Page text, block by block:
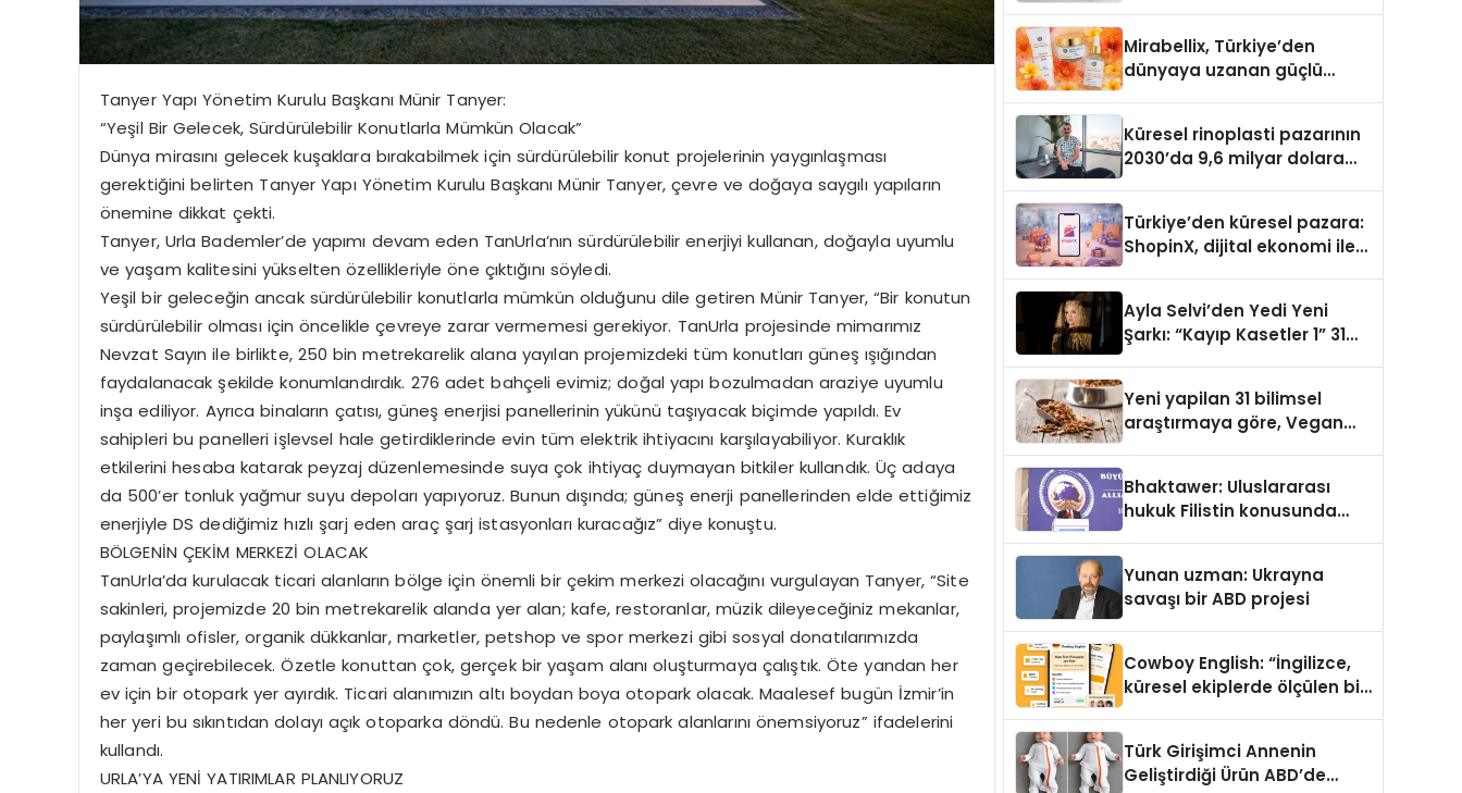
Tanyer Yapı Yönetim Kurulu Başkanı Münir Tanyer:
“Yeşil Bir Gelecek, Sürdürülebilir Konutlarla Mümkün Olacak”
Dünya mirasını gelecek kuşaklara bırakabilmek için sürdürülebilir konut projelerinin yaygınlaşması
gerektiğini belirten Tanyer Yapı Yönetim Kurulu Başkanı Münir Tanyer, çevre ve doğaya saygılı yapıların
önemine dikkat çekti.
Tanyer, Urla Bademler’de yapımı devam eden TanUrla’nın sürdürülebilir enerjiyi kullanan, doğayla uyumlu
ve yaşam kalitesini yükselten özellikleriyle öne çıktığını söyledi.
Yeşil bir geleceğin ancak sürdürülebilir konutlarla mümkün olduğunu dile getiren Münir Tanyer, “Bir konutun
sürdürülebilir olması için öncelikle çevreye zarar vermemesi gerekiyor. TanUrla projesinde mimarımız
Nevzat Sayın ile birlikte, 250 bin metrekarelik alana yayılan projemizdeki tüm konutları güneş ışığından
faydalanacak şekilde konumlandırdık. 276 adet bahçeli evimiz; doğal yapı bozulmadan araziye uyumlu
inşa ediliyor. Ayrıca binaların çatısı, güneş enerjisi panellerinin yükünü taşıyacak biçimde yapıldı. Ev
sahipleri bu panelleri işlevsel hale getirdiklerinde evin tüm elektrik ihtiyacını karşılayabiliyor. Kuraklık
etkilerini hesaba katarak peyzaj düzenlemesinde suya çok ihtiyaç duymayan bitkiler kullandık. Üç adaya
da 500’er tonluk yağmur suyu depoları yapıyoruz. Bunun dışında; güneş enerji panellerinden elde ettiğimiz
enerjiyle DS dediğimiz hızlı şarj eden araç şarj istasyonları kuracağız” diye konuştu.
BÖLGENİN ÇEKİM MERKEZİ OLACAK
TanUrla’da kurulacak ticari alanların bölge için önemli bir çekim merkezi olacağını vurgulayan Tanyer, “Site
sakinleri, projemizde 20 bin metrekarelik alanda yer alan; kafe, restoranlar, müzik dileyeceğiniz mekanlar,
paylaşımlı ofisler, organik dükkanlar, marketler, petshop ve spor merkezi gibi sosyal donatılarımızda
zaman geçirebilecek. Özetle konuttan çok, gerçek bir yaşam alanı oluşturmaya çalıştık. Öte yandan her
ev için bir otopark yer ayırdık. Ticari alanımızın altı boydan boya otopark olacak. Maalesef bugün İzmir’in
her yeri bu sıkıntıdan dolayı açık otoparka döndü. Bu nedenle otopark alanlarını önemsiyoruz” ifadelerini
kullandı.
URLA’YA YENİ YATIRIMLAR PLANLIYORUZ
Mirabellix, Türkiye’den
dünyaya uzanan güçlü
Küresel rinoplasti pazarının
2030’da 9,6 milyar dolara
Türkiye’den küresel pazara:
ShopinX, dijital ekonomi ile
Ayla Selvi’den Yedi Yeni
Şarkı: “Kayıp Kasetler 1” 31
Yeni yapilan 31 bilimsel
araştırmaya göre, Vegan
Sindirildiğini Ortaya Koydu
Bhaktawer: Uluslararası
hukuk Filistin konusunda
Yunan uzman: Ukrayna
savaşı bir ABD projesi
Cowboy English: “İngilizce,
küresel ekiplerde ölçülen bir
Türk Girişimci Annenin
Geliştirdiği Ürün ABD’de